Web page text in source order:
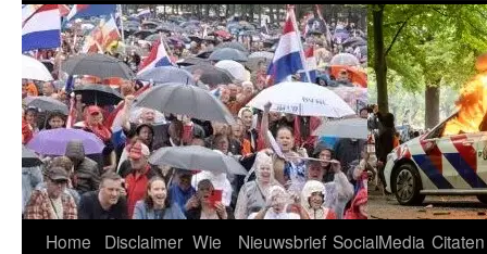
Home Disclaimer Wie Nieuwsbrief SocialMedia Citaten